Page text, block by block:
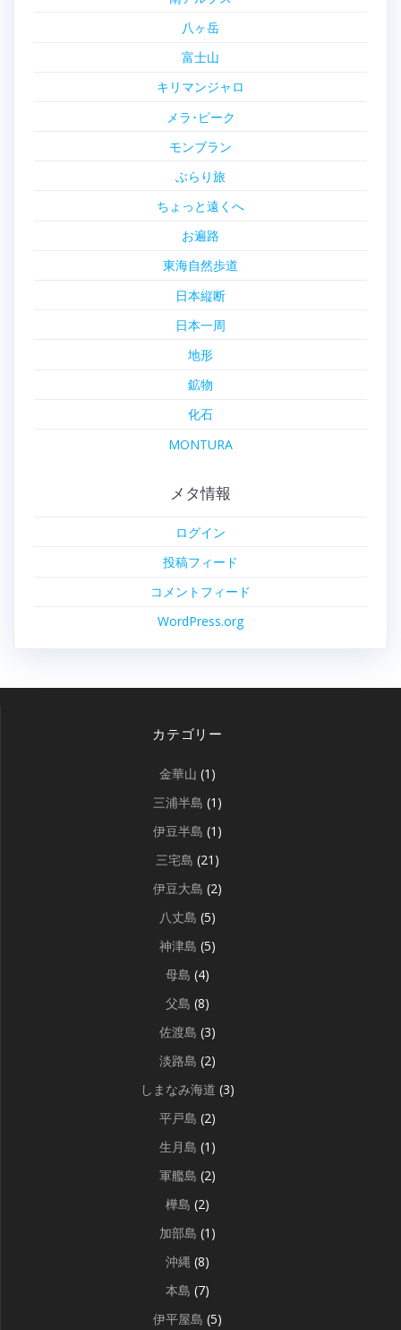
八ヶ岳
富士山
キリマンジャロ
メラ･ピーク
モンブラン
ぶらり旅
ちょっと遠くへ
お遍路
東海自然歩道
日本縦断
日本一周
地形
鉱物
化石
MONTURA
メタ情報
ログイン
投稿フィード
コメントフィード
WordPress.org
カテゴリー
金華山 (1)
三浦半島 (1)
伊豆半島 (1)
三宅島 (21)
伊豆大島 (2)
八丈島 (5)
神津島 (5)
母島 (4)
父島 (8)
佐渡島 (3)
淡路島 (2)
しまなみ海道 (3)
平戸島 (2)
生月島 (1)
軍艦島 (2)
樺島 (2)
加部島 (1)
沖縄 (8)
本島 (7)
伊平屋島 (5)